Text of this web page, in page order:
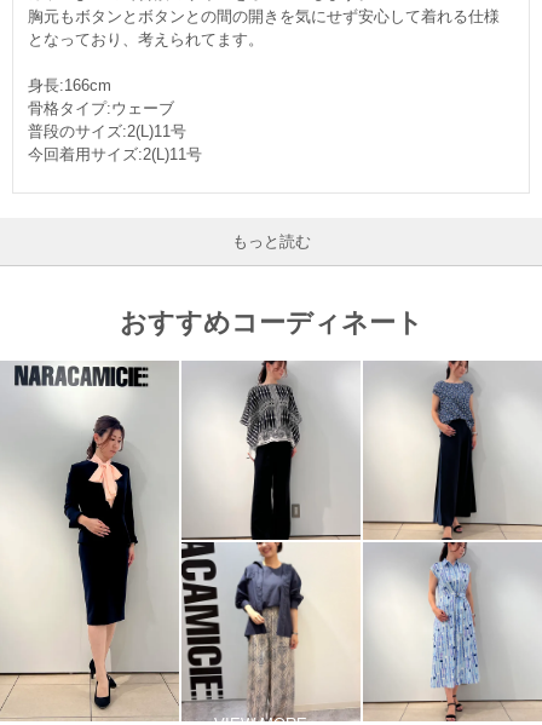
胸元もボタンとボタンとの間の開きを気にせず安心して着れる仕様
となっており、考えられてます。
身長:166cm
骨格タイプ:ウェーブ
普段のサイズ:2(L)11号
今回着用サイズ:2(L)11号
もっと読む
おすすめコーディネート